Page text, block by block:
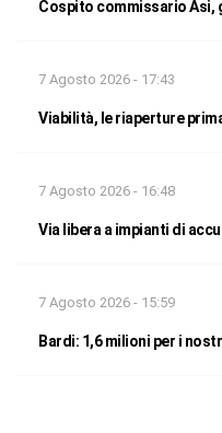
Cospito commissario Asi,
7 Agosto 2026 - 17:43
Viabilità, le riaperture
7 Agosto 2026 - 16:48
Via libera a impianti di
7 Agosto 2026 - 15:59
Bardi: 1,6 milioni per i